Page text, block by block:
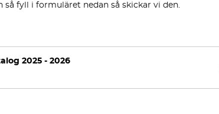
fyll i formuläret nedan så skickar vi den.
2025 - 2026